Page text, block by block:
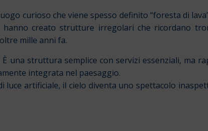
curioso che viene spesso definito “foresta di
hanno creato strutture irregolari che ricordano
mille anni fa.
una struttura semplice con servizi essenziali, ma
integrata nel paesaggio.
luce artificiale, il cielo diventa uno spettacolo